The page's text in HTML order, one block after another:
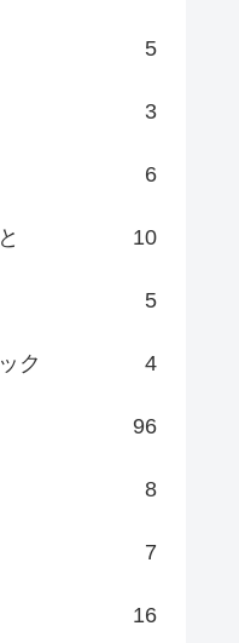
5
3
6
10
5
ク 4
96
8
7
16